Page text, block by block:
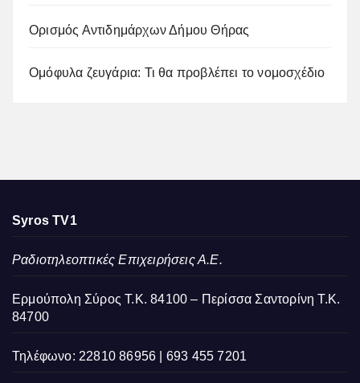
Ορισμός Αντιδημάρχων Δήμου Θήρας
Ομόφυλα ζευγάρια: Τι θα προβλέπει το νομοσχέδιο
Syros TV1
Ραδιοτηλεοπτικές Επιχειρήσεις Α.Ε.
Ερμούπολη Σύρος Τ.Κ. 84100 – Περίσσα Σαντορίνη Τ.Κ.
84700
Τηλέφωνο: 22810 86956 | 693 455 7201